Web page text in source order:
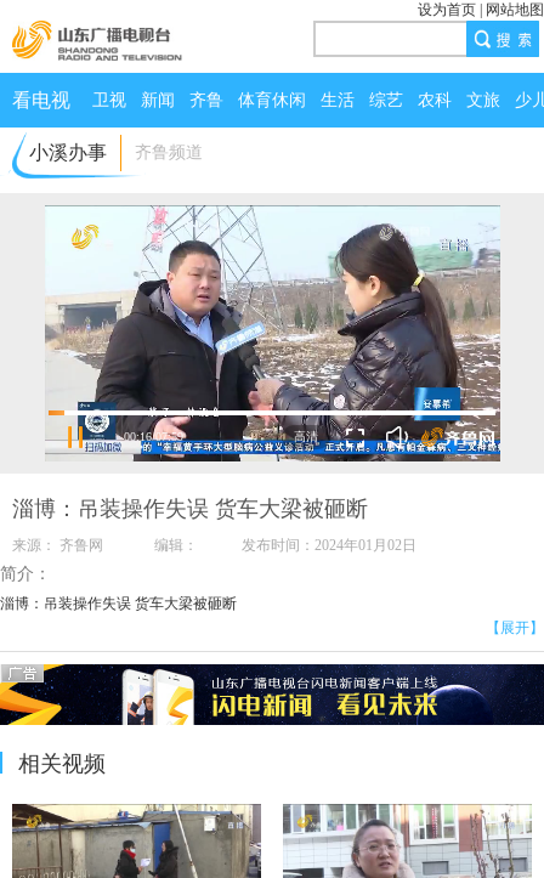
设为首页 网站地图
看电视 卫视 新闻 齐鲁 体育休闲 生活 综艺 农科 文旅 少
小溪办事 齐鲁频道
00:16/07:59
淄博：吊装操作失误 货车大梁被砸断
来源： 齐鲁网 编辑： 发布时间：2024年01月02日
简介：
淄博：吊装操作失误 货车大梁被砸断
【展开】
相关视频